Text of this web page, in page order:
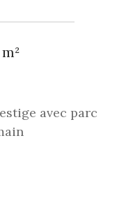
avec parc